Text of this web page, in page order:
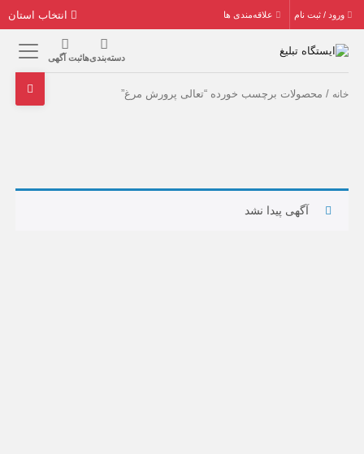
ورود / ثبت نام علاقه‌مندی ها
دسته‌بندی‌هاثبت آگهی
خانه / محصولات برچسب خورده “تعالی پرورش مرغ”
آگهی پیدا نشد